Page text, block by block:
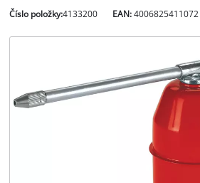
Číslo položky:4133200 EAN:4006825411072